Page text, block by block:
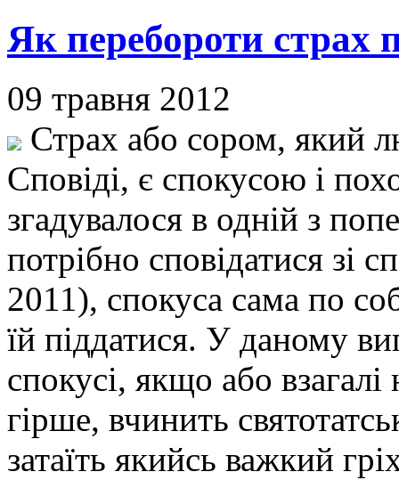
Як перебороти страх
09 травня 2012
Страх або сором, який
Сповіді, є спокусою і
згадувалося в одній з
потрібно сповідатися зі
2011), спокуса сама по
їй піддатися. У даному
спокусі, якщо або
гірше, вчинить
затаїть якийсь важкий